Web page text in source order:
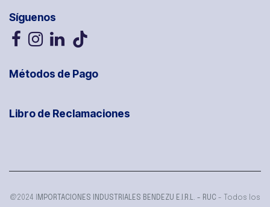
Síguenos
Métodos de Pago
Libro de Reclamaciones
@2024 I MPORTACIONES INDUSTRIALES BENDEZU E.I.R.L. - RUC - Todos los